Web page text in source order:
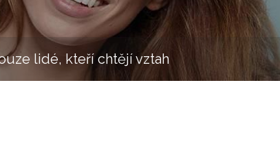
lidé, kteří chtějí vztah